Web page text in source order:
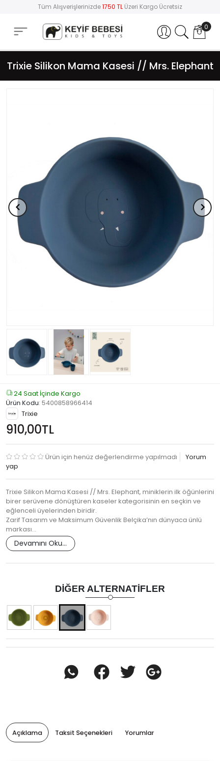
Tüm Alışverişlerinizde1750 TL Üzeri Kargo Ücretsiz
Hesabım 0
Trixie Silikon Mama Kasesi // Mrs. Elephant
24 Saat İçinde Kargo
Ürün Kodu: 5400858966414
Trixie
910,00TL
Ürün için henüz değerlendirme yapılmadı
Yorum
yap
Trixie Silikon Mama Kasesi // Mrs. Elephant, miniklerin ilk öğünlerini
birer serüvene dönüştüren kaseler kategorisinin en seçkin ve
eğlenceli üyelerinden biridir.
Zarif Tasarım ve Maksimum Güvenlik Belçika’nın dünyaca ünlü
markası…
Devamını Oku...
DIĞER ALTERNATIFLER
Açıklama Taksit Seçenekleri Yorumlar